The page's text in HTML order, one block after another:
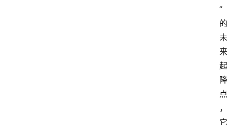
”
的
未
来
起
降
点
，
它